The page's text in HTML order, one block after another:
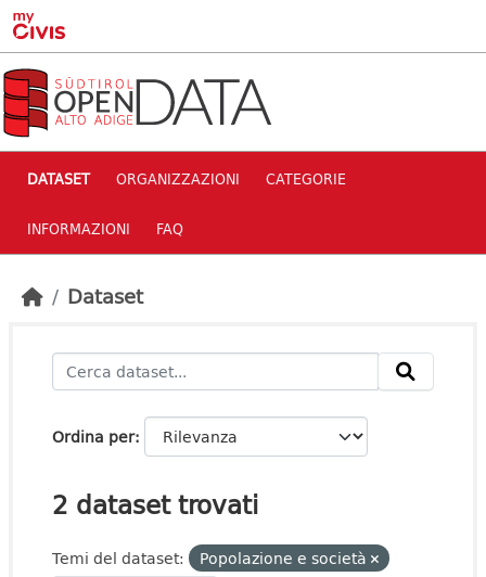
Skip to main content
DATASET ORGANIZZAZIONI CATEGORIE
INFORMAZIONI FAQ
Dataset
Ordina per
2 dataset trovati
Temi del dataset:
Popolazione e società